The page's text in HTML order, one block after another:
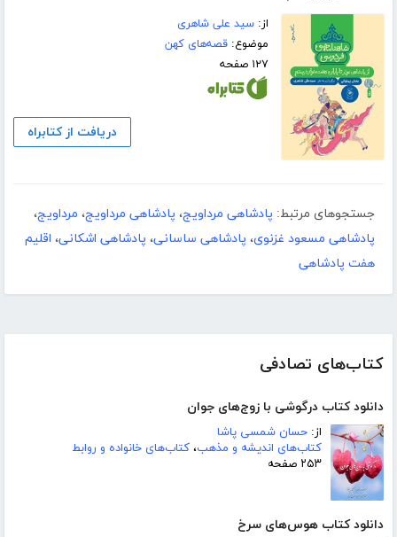
کتاب‌های تصادفی
دانلود کتاب درگوشی با زوج‌های جوان
از: حسان شمسی پاشا
کتاب‌های اندیشه و مذهب، کتاب‌های خانواده و روابط
۲۵۳ صفحه
دانلود کتاب هوس‌های سرخ
از:سید علی شاهری
موضوع:قصه‌های کهن
۱۲۷ صفحه
دریافت از کتابراه
جستجوهای مرتبط: پادشاهی مرداویج، پادشاهی مرداویج، مرداویج،
پادشاهی مسعود غزنوی، پادشاهی ساسانی، پادشاهی اشکانی، اقلیم
هفت پادشاهی